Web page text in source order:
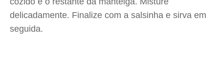
delicadamente. Finalize com a salsinha e sirva em
seguida.